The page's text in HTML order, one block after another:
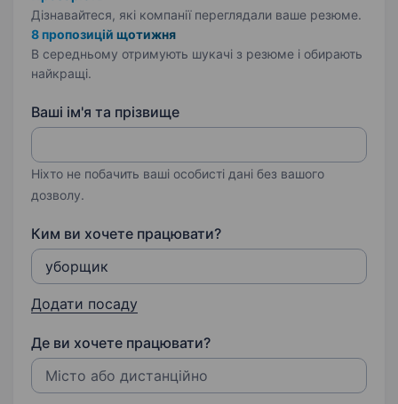
Дізнавайтеся, які компанії переглядали ваше резюме.
8 пропозицій щотижня
В середньому отримують шукачі з резюме і обирають
найкращі.
Ваші ім'я та прізвище
Ніхто не побачить ваші особисті дані без вашого
дозволу.
Ким ви хочете працювати?
Додати посаду
Де ви хочете працювати?